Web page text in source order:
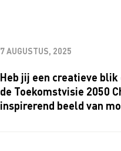
7 AUGUSTUS, 2025
Heb jij een creatieve blik
de Toekomstvisie 2050
inspirerend beeld van